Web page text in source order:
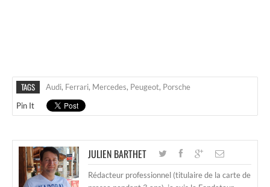
TAGS Audi, Ferrari, Mercedes, Peugeot, Porsche
Pin It
JULIEN BARTHET
Rédacteur professionnel (titulaire de la carte de